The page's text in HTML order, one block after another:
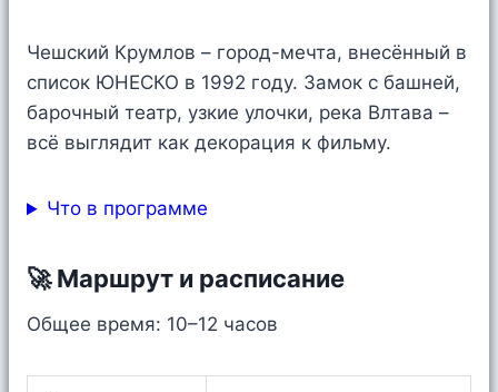
Чешский Крумлов – город-мечта, внесённый в
список ЮНЕСКО в 1992 году. Замок с башней,
барочный театр, узкие улочки, река Влтава –
всё выглядит как декорация к фильму.
Что в программе
🚀 Маршрут и расписание
Общее время: 10–12 часов